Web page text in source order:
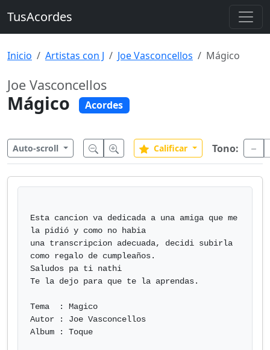
TusAcordes
Inicio Artistas con J Joe Vasconcellos Mágico
Joe Vasconcellos
Mágico Acordes
Auto-scroll Calificar Tono:
Esta cancion va dedicada a una amiga que me
la pidió y como no habia
una transcripcion adecuada, decidi subirla
como regalo de cumpleaños.
Saludos pa ti nathi
Te la dejo para que te la aprendas.
Tema  : Magico
Autor : Joe Vasconcellos
Album : Toque